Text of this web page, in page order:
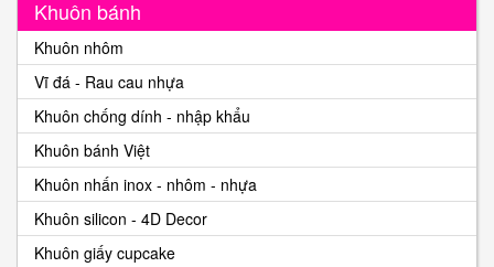
Khuôn bánh
Khuôn nhôm
Vĩ đá - Rau cau nhựa
Khuôn chống dính - nhập khẩu
Khuôn bánh Việt
Khuôn nhấn inox - nhôm - nhựa
Khuôn silicon - 4D Decor
Khuôn giấy cupcake